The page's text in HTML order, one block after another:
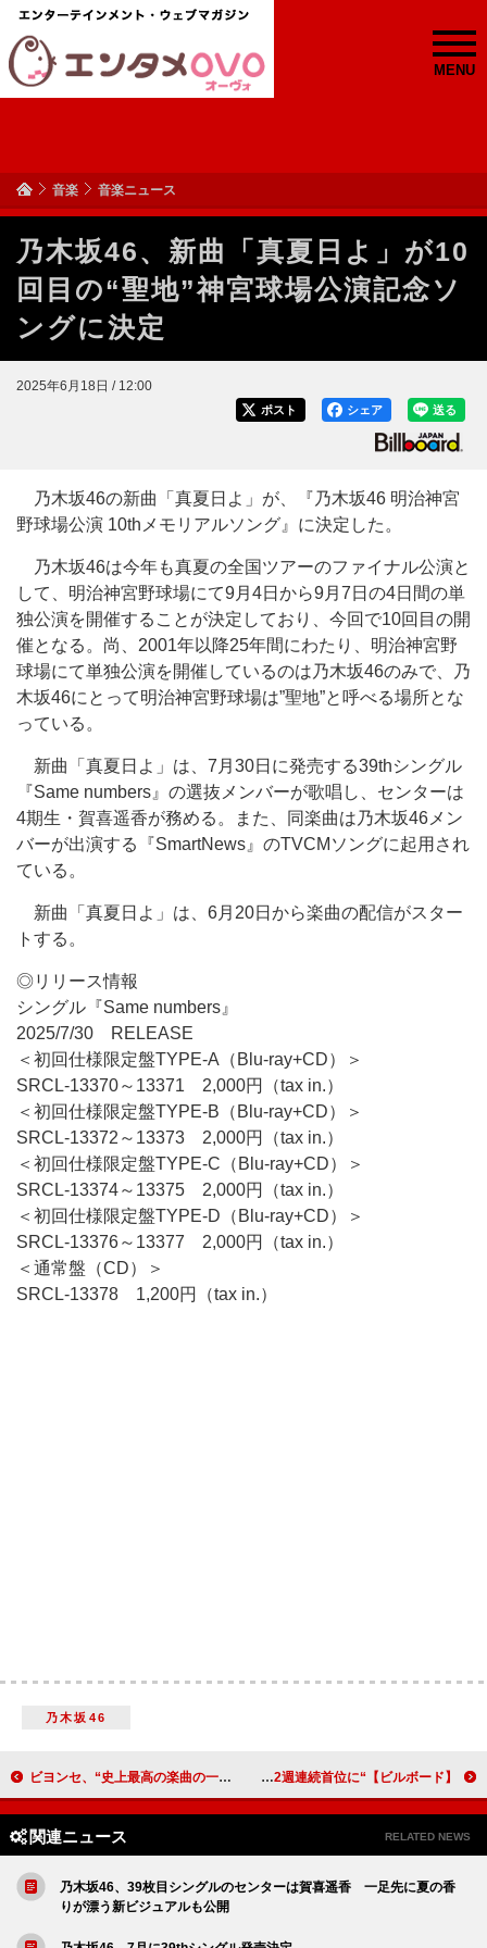
MENU
音楽 音楽ニュース
乃木坂46、新曲「真夏日よ」が10
回目の“聖地”神宮球場公演記念ソ
ングに決定
2025年6月18日 / 12:00
送る
シェア
ポスト
乃木坂46の新曲「真夏日よ」が、『乃木坂46 明治神宮
野球場公演 10thメモリアルソング』に決定した。
乃木坂46は今年も真夏の全国ツアーのファイナル公演と
して、明治神宮野球場にて9月4日から9月7日の4日間の単
独公演を開催することが決定しており、今回で10回目の開
催となる。尚、2001年以降25年間にわたり、明治神宮野
球場にて単独公演を開催しているのは乃木坂46のみで、乃
木坂46にとって明治神宮野球場は”聖地”と呼べる場所とな
っている。
新曲「真夏日よ」は、7月30日に発売する39thシングル
『Same numbers』の選抜メンバーが歌唱し、センターは
4期生・賀喜遥香が務める。また、同楽曲は乃木坂46メン
バーが出演する『SmartNews』のTVCMソングに起用され
ている。
新曲「真夏日よ」は、6月20日から楽曲の配信がスター
トする。
◎リリース情報
シングル『Same numbers』
2025/7/30 RELEASE
＜初回仕様限定盤TYPE-A（Blu-ray+CD）＞
SRCL-13370～13371 2,000円（tax in.）
＜初回仕様限定盤TYPE-B（Blu-ray+CD）＞
SRCL-13372～13373 2,000円（tax in.）
＜初回仕様限定盤TYPE-C（Blu-ray+CD）＞
SRCL-13374～13375 2,000円（tax in.）
＜初回仕様限定盤TYPE-D（Blu-ray+CD）＞
SRCL-13376～13377 2,000円（tax in.）
＜通常盤（CD）＞
SRCL-13378 1,200円（tax in.）
乃木坂46
ビヨンセ、“史上最高の楽曲の一つ”を書いたポール・マッカートニーに感謝 【ビルボード】“ニコニコ VOCALOID SONGS TOP20”、吉本おじさん「お返事まだカナ？おじさん構文！」2週連続首位に
関連ニュース RELATED NEWS
乃木坂46、39枚目シングルのセンターは賀喜遥香 一足先に夏の香
りが漂う新ビジュアルも公開